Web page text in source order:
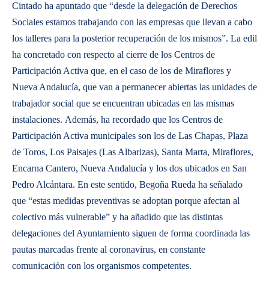
​Cintado ha apuntado que “desde la delegación de Derechos
Sociales estamos trabajando con las empresas que llevan a cabo
los talleres para la posterior recuperación de los mismos”. La edil
ha concretado con respecto al cierre de los Centros de
Participación Activa que, en el caso de los de Miraflores y
Nueva Andalucía, que van a permanecer abiertas las unidades de
trabajador social que se encuentran ubicadas en las mismas
instalaciones. Además, ha recordado que los Centros de
Participación Activa municipales son los de Las Chapas, Plaza
de Toros, Los Paisajes (Las Albarizas), Santa Marta, Miraflores,
Encarna Cantero, Nueva Andalucía y los dos ubicados en San
Pedro Alcántara. En este sentido, Begoña Rueda ha señalado
que “estas medidas preventivas se adoptan porque afectan al
colectivo más vulnerable” y ha añadido que las distintas
delegaciones del Ayuntamiento siguen de forma coordinada las
pautas marcadas frente al coronavirus, en constante
comunicación con los organismos competentes.